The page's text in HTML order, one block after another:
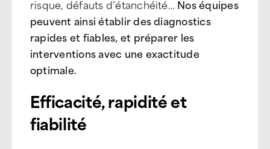
risque, défauts d’étanchéité… Nos équipes
peuvent ainsi établir des diagnostics
rapides et fiables, et préparer les
interventions avec une exactitude
optimale.
Efficacité, rapidité et
fiabilité